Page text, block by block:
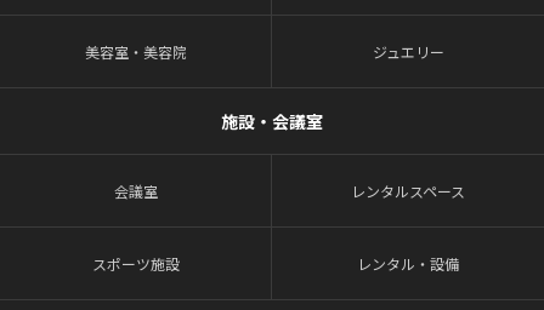
美容室・美容院 ジュエリー
施設・会議室
会議室 レンタルスペース
スポーツ施設 レンタル・設備